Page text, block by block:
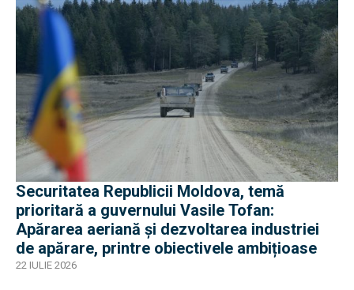
Securitatea Republicii Moldova, temă
prioritară a guvernului Vasile Tofan:
Apărarea aeriană și dezvoltarea industriei
de apărare, printre obiectivele ambițioase
22 IULIE 2026